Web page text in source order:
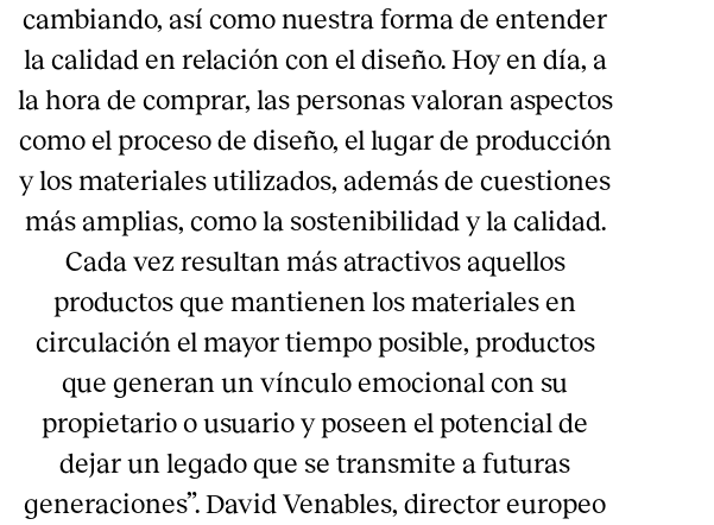
cambiando, así como nuestra forma de entender
la calidad en relación con el diseño. Hoy en día, a
la hora de comprar, las personas valoran aspectos
como el proceso de diseño, el lugar de producción
y los materiales utilizados, además de cuestiones
más amplias, como la sostenibilidad y la calidad.
Cada vez resultan más atractivos aquellos
productos que mantienen los materiales en
circulación el mayor tiempo posible, productos
que generan un vínculo emocional con su
propietario o usuario y poseen el potencial de
dejar un legado que se transmite a futuras
generaciones”. David Venables, director europeo